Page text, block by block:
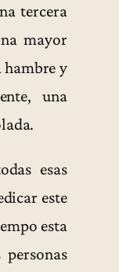
tercera
mayor
hambre y
una
esas
este
esta